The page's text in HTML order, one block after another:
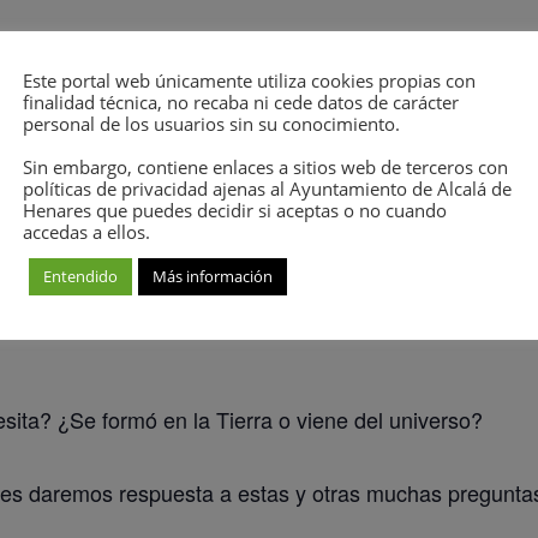
de solo un adulto por menor a la actividad.
Paz nº15
¿Se formó en la Tierra o viene del universo?
daremos respuesta a estas y otras muchas
Este portal web únicamente utiliza cookies propias con
finalidad técnica, no recaba ni cede datos de carácter
personal de los usuarios sin su conocimiento.
Sin embargo, contiene enlaces a sitios web de terceros con
políticas de privacidad ajenas al Ayuntamiento de Alcalá de
Henares que puedes decidir si aceptas o no cuando
accedas a ellos.
Entendido Más información